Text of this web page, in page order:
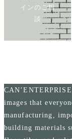
インのご相
談
images that
manufacturing,
building materials